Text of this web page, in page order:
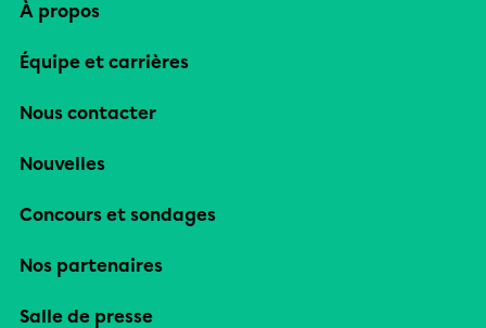
À propos
Équipe et carrières
Nous contacter
Nouvelles
Concours et sondages
Nos partenaires
Salle de presse